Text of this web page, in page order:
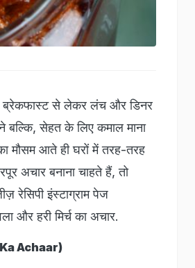
ब्रेकफास्ट से लेकर लंच और डिनर
बल्कि, सेहत के लिए कमाल माना
मौसम आते ही घरों में तरह-तरह
अचार बनाना चाहते हैं, तो
रेसिपी इंस्टाग्राम पेज
और हरी मिर्च का अचार.
Ka Achaar)